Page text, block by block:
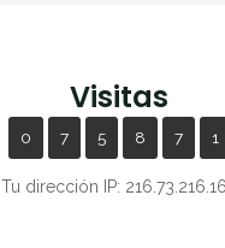
Visitas
0 7 5 8 7 1
Tu dirección IP: